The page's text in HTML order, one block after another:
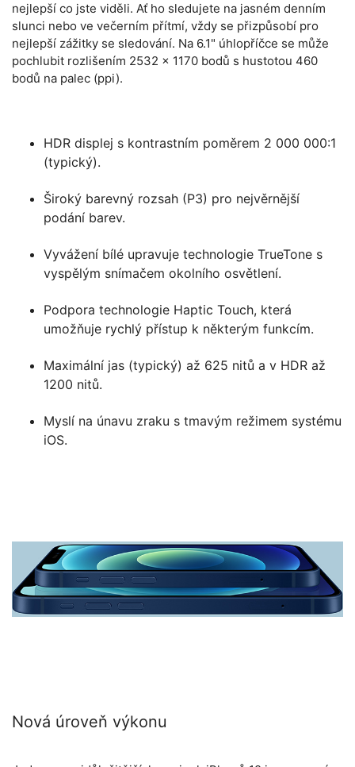
nejlepší co jste viděli. Ať ho sledujete na jasném denním
slunci nebo ve večerním přítmí, vždy se přizpůsobí pro
nejlepší zážitky se sledování. Na 6.1" úhlopříčce se může
pochlubit rozlišením 2532 × 1170 bodů s hustotou 460
bodů na palec (ppi).
HDR displej s kontrastním poměrem 2 000 000:1
(typický).
Široký barevný rozsah (P3) pro nejvěrnější
podání barev.
Vyvážení bílé upravuje technologie TrueTone s
vyspělým snímačem okolního osvětlení.
Podpora technologie Haptic Touch, která
umožňuje rychlý přístup k některým funkcím.
Maximální jas (typický) až 625 nitů a v HDR až
1200 nitů.
Myslí na únavu zraku s tmavým režimem systému
iOS.
Nová úroveň výkonu